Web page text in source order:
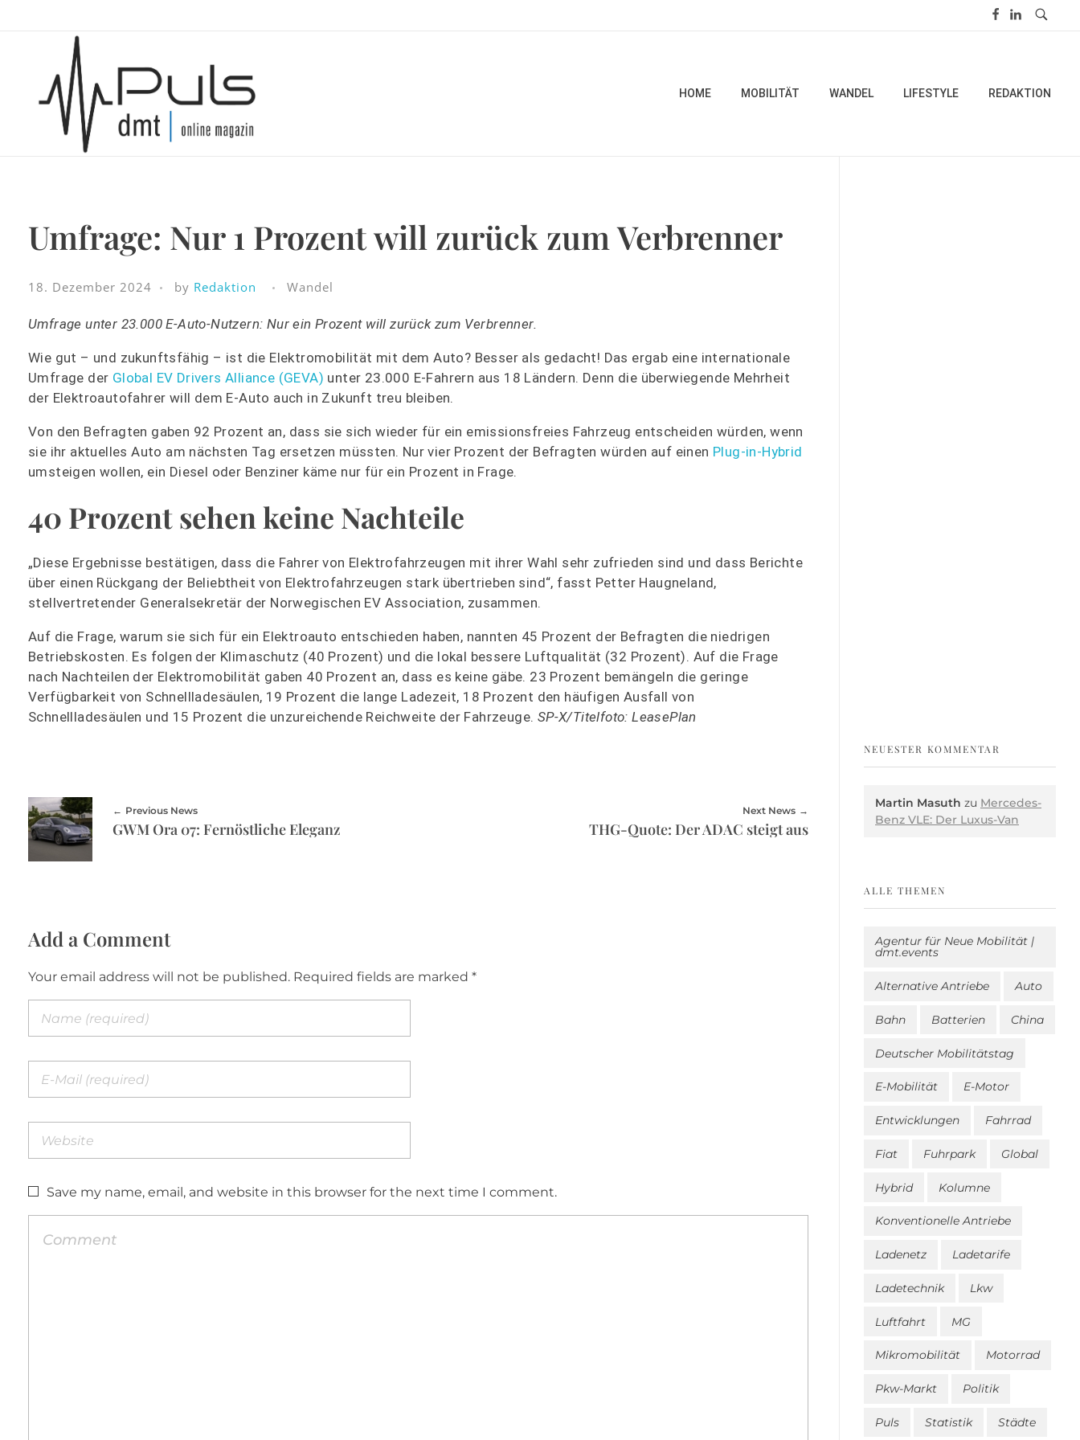
Puls Magazin
HOME MOBILITÄT WANDEL LIFESTYLE REDAKTION
Umfrage: Nur 1 Prozent will zurück zum Verbrenner
18. Dezember 2024 by Redaktion Wandel
Umfrage unter 23.000 E-Auto-Nutzern: Nur ein Prozent will zurück zum Verbrenner.
Wie gut – und zukunftsfähig – ist die Elektromobilität mit dem Auto? Besser als gedacht! Das ergab eine internationale
Umfrage der Global EV Drivers Alliance (GEVA) unter 23.000 E-Fahrern aus 18 Ländern. Denn die überwiegende Mehrheit
der Elektroautofahrer will dem E-Auto auch in Zukunft treu bleiben.
Von den Befragten gaben 92 Prozent an, dass sie sich wieder für ein emissionsfreies Fahrzeug entscheiden würden, wenn
sie ihr aktuelles Auto am nächsten Tag ersetzen müssten. Nur vier Prozent der Befragten würden auf einen Plug-in-Hybrid
umsteigen wollen, ein Diesel oder Benziner käme nur für ein Prozent in Frage.
40 Prozent sehen keine Nachteile
„Diese Ergebnisse bestätigen, dass die Fahrer von Elektrofahrzeugen mit ihrer Wahl sehr zufrieden sind und dass Berichte
über einen Rückgang der Beliebtheit von Elektrofahrzeugen stark übertrieben sind“, fasst Petter Haugneland,
stellvertretender Generalsekretär der Norwegischen EV Association, zusammen.
Auf die Frage, warum sie sich für ein Elektroauto entschieden haben, nannten 45 Prozent der Befragten die niedrigen
Betriebskosten. Es folgen der Klimaschutz (40 Prozent) und die lokal bessere Luftqualität (32 Prozent). Auf die Frage
nach Nachteilen der Elektromobilität gaben 40 Prozent an, dass es keine gäbe. 23 Prozent bemängeln die geringe
Verfügbarkeit von Schnellladesäulen, 19 Prozent die lange Ladezeit, 18 Prozent den häufigen Ausfall von
Schnellladesäulen und 15 Prozent die unzureichende Reichweite der Fahrzeuge. SP-X/Titelfoto: LeasePlan
Previous News
GWM Ora 07: Fernöstliche Eleganz
Next News
THG-Quote: Der ADAC steigt aus
Add a Comment
Your email address will not be published. Required fields are marked *
Save my name, email, and website in this browser for the next time I comment.
NEUESTER KOMMENTAR
Martin Masuth zu Mercedes-
Benz VLE: Der Luxus-Van
ALLE THEMEN
Agentur für Neue Mobilität |
dmt.events
Alternative Antriebe Auto
Bahn Batterien China
Deutscher Mobilitätstag
E-Mobilität E-Motor
Entwicklungen Fahrrad
Fiat Fuhrpark Global
Hybrid Kolumne
Konventionelle Antriebe
Ladenetz Ladetarife
Ladetechnik Lkw
Luftfahrt MG
Mikromobilität Motorrad
Pkw-Markt Politik
Puls Statistik Städte